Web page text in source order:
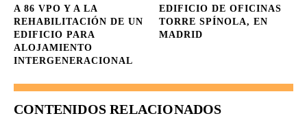
A 86 VPO Y A LA
REHABILITACIÓN DE UN
EDIFICIO PARA
ALOJAMIENTO
INTERGENERACIONAL
EDIFICIO DE OFICINAS
TORRE SPÍNOLA, EN
MADRID
CONTENIDOS RELACIONADOS